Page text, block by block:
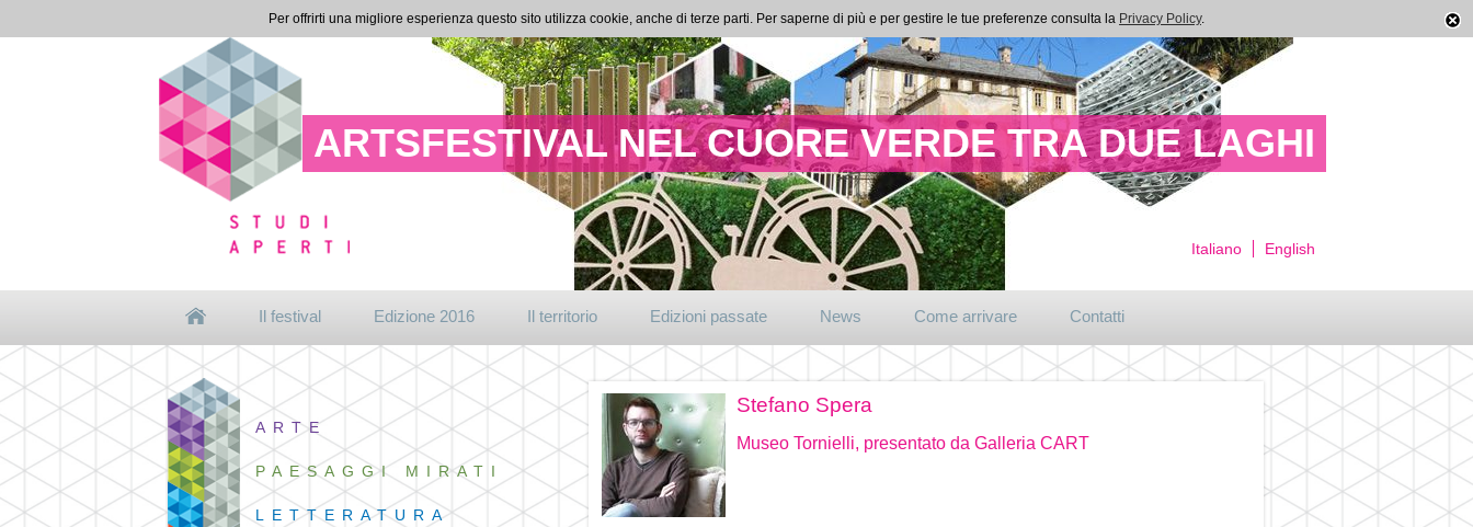
Italiano English
ARTSFESTIVAL NEL CUORE VERDE TRA DUE LAGHI
Il festival Edizione 2016 Il territorio Edizioni passate News Come arrivare Contatti
ARTE
PAESAGGI MIRATI
LETTERATURA
Stefano Spera
Museo Tornielli, presentato da Galleria CART
Per offrirti una migliore esperienza questo sito utilizza cookie, anche di terze parti. Per saperne di più e per gestire le tue preferenze consulta la Privacy Policy.